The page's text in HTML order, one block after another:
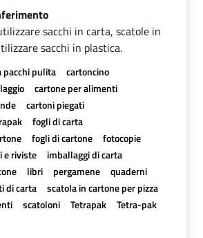
sacchi in carta, scatole in
sacchi in plastica.
pacchi pulita
cartoncino
cartone per alimenti
cartoni piegati
fogli di carta
fogli di cartone
fotocopie
e riviste
imballaggi di carta
libri pergamene
quaderni
di carta
scatola in cartone per pizza
scatoloni Tetrapak Tetra-pak